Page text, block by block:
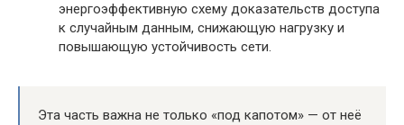
энергоэффективную схему доказательств доступа
к случайным данным, снижающую нагрузку и
повышающую устойчивость сети.
Эта часть важна не только «под капотом» — от неё